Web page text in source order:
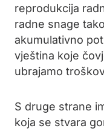
reprodukcija
radne snage
akumulativno
vještina koje
ubrajamo
S druge strane
koja se stvara